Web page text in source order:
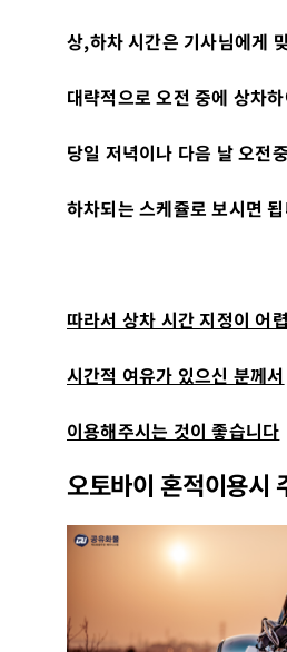
상,하차 시간은 기사님에게
대략적으로 오전 중에 상차
당일 저녁이나 다음 날 오전
하차되는 스케쥴로 보시면
따라서 상차 시간 지정이 어
시간적 여유가 있으신 분께서
이용해주시는 것이 좋습니다
오토바이 혼적이용시